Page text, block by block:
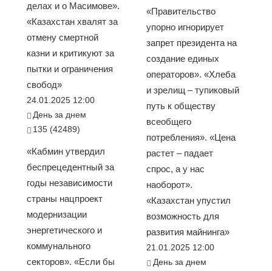
делах и о Масимове».
«Казахстан хвалят за
отмену смертной
казни и критикуют за
пытки и ограничения
свобод»
24.01.2025 12:00
День за днем
135 (42489)
«Кабмин утвердил
беспрецедентный за
годы независимости
страны нацпроект
модернизации
энергетического и
коммунального
секторов». «Если бы
«Правительство
упорно игнорирует
запрет президента на
создание единых
операторов». «Хлеба
и зрелищ – тупиковый
путь к обществу
всеобщего
потребления». «Цена
растет – падает
спрос, а у нас
наоборот».
«Казахстан упустил
возможность для
развития майнинга»
21.01.2025 12:00
День за днем